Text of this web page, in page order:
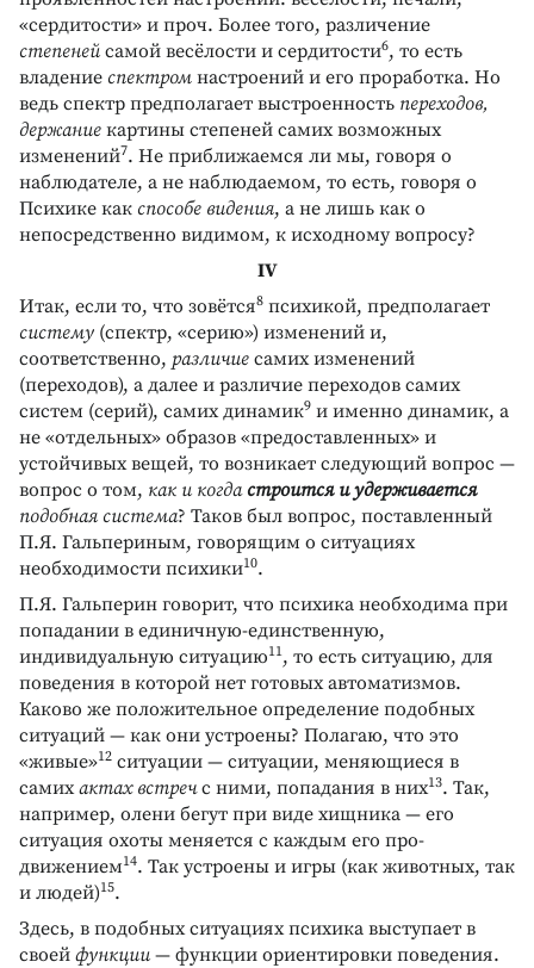
«сердитости» и проч. Более того, различение
степенейсамой весёлости и сердитости6, то есть
владение спектром настроений и его проработка. Но
ведь спектр предполагает выстроенность переходов,
держание картины степеней самих возможных
изменений7. Не приближаемся ли мы, говоря о
наблюдателе, а не наблюдаемом, то есть, говоря о
Психике как способе видения, а не лишь как о
непосредственно видимом, к исходному вопросу?
IV
Итак, если то, что зовётся8 психикой, предполагает
систему (спектр, «серию») изменений и,
соответственно, различие самих изменений
(переходов), а далее и различие переходов самих
систем (серий), самих динамик9 и именно динамик, а
не «отдельных» образов «предоставленных» и
устойчивых вещей, то возникает следующий вопрос —
вопрос о том, как и когдастроится и удерживается
подобная система? Таков был вопрос, поставленный
П.Я. Гальпериным, говорящим о ситуациях
необходимости психики10.
П.Я. Гальперин говорит, что психика необходима при
попадании в единичную-единственную,
индивидуальную ситуацию11, то есть ситуацию, для
поведения в которой нет готовых автоматизмов.
Каково же положительное определение подобных
ситуаций — как они устроены? Полагаю, что это
«живые»12 ситуации — ситуации, меняющиеся в
самихактах встречс ними, попадания в них13. Так,
например, олени бегут при виде хищника — его
ситуация охоты меняется с каждым его про-
движением14. Так устроены и игры (как животных, так
и людей)15.
Здесь, в подобных ситуациях психика выступает в
своей функции— функции ориентировки поведения.